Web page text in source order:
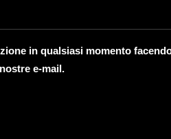
in qualsiasi momento
e-mail.